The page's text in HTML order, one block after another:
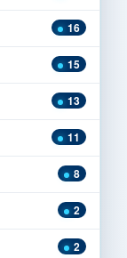
16
15
13
11
8
2
2